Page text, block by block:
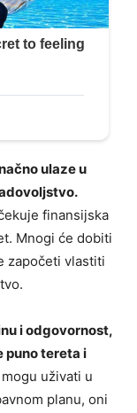
ulaze u
finansijska
Mnogi će dobiti
započeti vlastiti
i odgovornost,
puno tereta i
uživati u
planu, oni